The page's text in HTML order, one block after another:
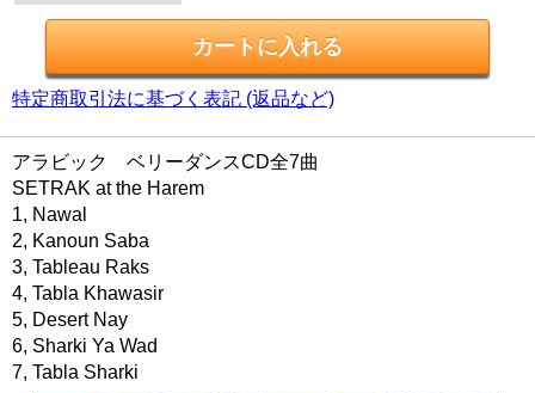
特定商取引法に基づく表記 (返品など)
アラビック ベリーダンスCD全7曲
SETRAK at the Harem
1, Nawal
2, Kanoun Saba
3, Tableau Raks
4, Tabla Khawasir
5, Desert Nay
6, Sharki Ya Wad
7, Tabla Sharki